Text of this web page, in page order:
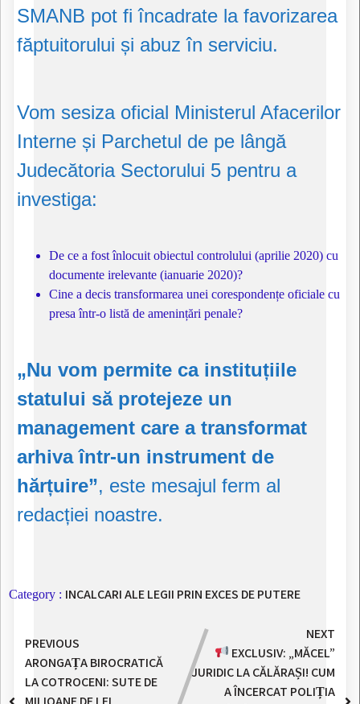
SMANB pot fi încadrate la favorizarea
făptuitorului și abuz în serviciu.
Vom sesiza oficial Ministerul Afacerilor
Interne și Parchetul de pe lângă
Judecătoria Sectorului 5 pentru a
investiga:
De ce a fost înlocuit obiectul controlului (aprilie 2020) cu
documente irelevante (ianuarie 2020)?
Cine a decis transformarea unei corespondențe oficiale cu
presa într-o listă de amenințări penale?
„Nu vom permite ca instituțiile
statului să protejeze un
management care a transformat
arhiva într-un instrument de
hărțuire”, este mesajul ferm al
redacției noastre.
Category : INCALCARI ALE LEGII PRIN EXCES DE PUTERE
PREVIOUS
ARONGAȚA BIROCRATICĂ
LA COTROCENI: SUTE DE
NEXT
EXCLUSIV: „MĂCEL”
JURIDIC LA CĂLĂRAȘI! CUM
A ÎNCERCAT POLIȚIA